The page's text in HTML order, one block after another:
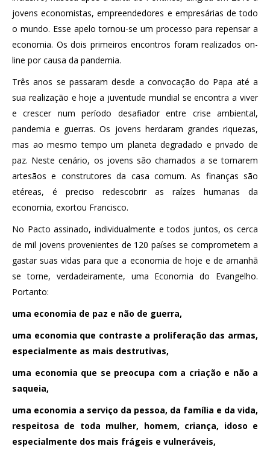
jovens economistas, empreendedores e empresárias de todo
o mundo. Esse apelo tornou-se um processo para repensar a
economia. Os dois primeiros encontros foram realizados on-
line por causa da pandemia.
Três anos se passaram desde a convocação do Papa até a
sua realização e hoje a juventude mundial se encontra a viver
e crescer num período desafiador entre crise ambiental,
pandemia e guerras. Os jovens herdaram grandes riquezas,
mas ao mesmo tempo um planeta degradado e privado de
paz. Neste cenário, os jovens são chamados a se tornarem
artesãos e construtores da casa comum. As finanças são
etéreas, é preciso redescobrir as raízes humanas da
economia, exortou Francisco.
No Pacto assinado, individualmente e todos juntos, os cerca
de mil jovens provenientes de 120 países se comprometem a
gastar suas vidas para que a economia de hoje e de amanhã
se torne, verdadeiramente, uma Economia do Evangelho.
Portanto:
uma economia de paz e não de guerra,
uma economia que contraste a proliferação das armas,
especialmente as mais destrutivas,
uma economia que se preocupa com a criação e não a
saqueia,
uma economia a serviço da pessoa, da família e da vida,
respeitosa de toda mulher, homem, criança, idoso e
especialmente dos mais frágeis e vulneráveis,